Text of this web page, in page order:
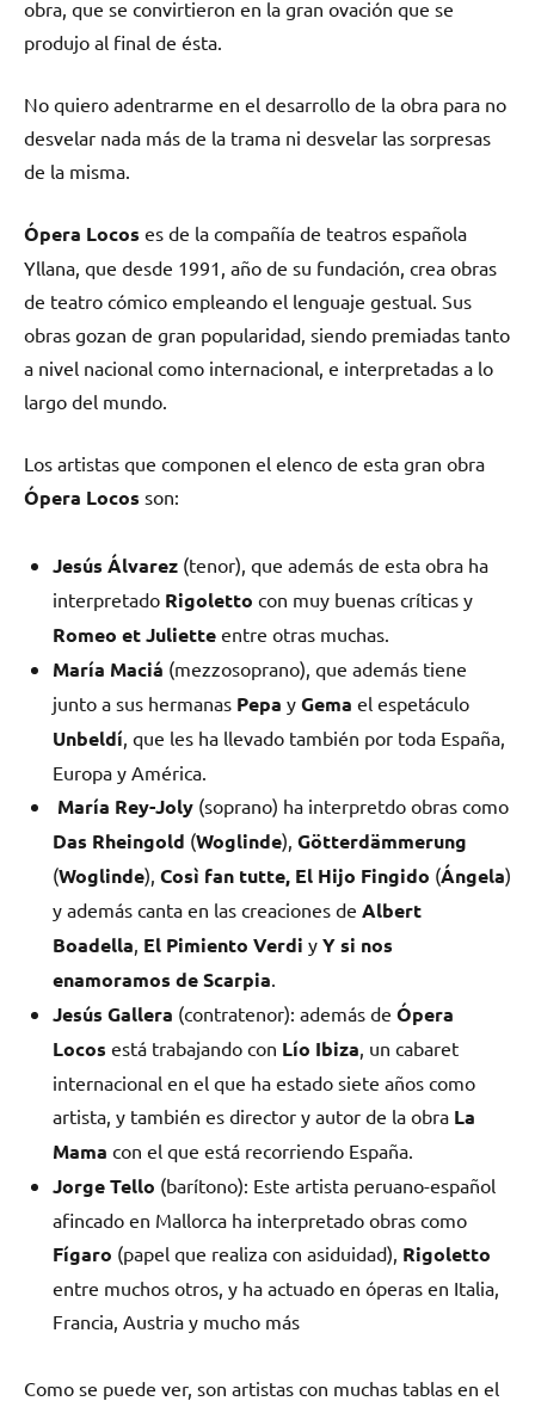
obra, que se convirtieron en la gran ovación que se
produjo al final de ésta.
No quiero adentrarme en el desarrollo de la obra para no
desvelar nada más de la trama ni desvelar las sorpresas
de la misma.
Ópera Locos es de la compañía de teatros española
Yllana, que desde 1991, año de su fundación, crea obras
de teatro cómico empleando el lenguaje gestual. Sus
obras gozan de gran popularidad, siendo premiadas tanto
a nivel nacional como internacional, e interpretadas a lo
largo del mundo.
Los artistas que componen el elenco de esta gran obra
Ópera Locos son:
Jesús Álvarez (tenor), que además de esta obra ha
interpretado Rigoletto con muy buenas críticas y
Romeo et Juliette entre otras muchas.
María Maciá (mezzosoprano), que además tiene
junto a sus hermanas Pepa y Gema el espetáculo
Unbeldí , que les ha llevado también por toda España,
Europa y América.
María Rey-Joly (soprano) ha interpretdo obras como
Das Rheingold (Woglinde), Götterdämmerung
(Woglinde), Così fan tutte, El Hijo Fingido (Ángela)
y además canta en las creaciones de Albert
Boadella El Pimiento Verdi y Y si nos
enamoramos de Scarpia
Jesús Gallera (contratenor): además de Ópera
Locos está trabajando con Lío Ibiza , un cabaret
internacional en el que ha estado siete años como
artista, y también es director y autor de la obra La
Mama con el que está recorriendo España.
Jorge Tello (barítono): Este artista peruano-español
afincado en Mallorca ha interpretado obras como
Fígaro (papel que realiza con asiduidad), Rigoletto
entre muchos otros, y ha actuado en óperas en Italia,
Francia, Austria y mucho más
Como se puede ver, son artistas con muchas tablas en el